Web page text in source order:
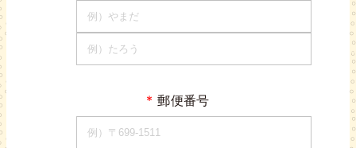
* 郵便番号